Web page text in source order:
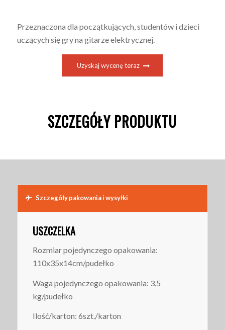
Przeznaczona dla początkujących, studentów i dzieci
uczących się gry na gitarze elektrycznej.
Uzyskaj wycenę teraz
SZCZEGÓŁY PRODUKTU
Szczegóły pakowania i wysyłki
USZCZELKA
Rozmiar pojedynczego opakowania:
110x35x14cm/pudełko
Waga pojedynczego opakowania: 3,5
kg/pudełko
Ilość/karton: 6szt./karton